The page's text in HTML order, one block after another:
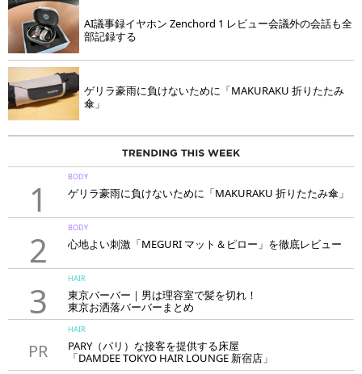
AI議事録イヤホン Zenchord 1 レビュー会議外の会話も全
部記録する
ゲリラ豪雨に負けないために「MAKURAKU 折りたたみ
傘」
1
BODY
ゲリラ豪雨に負けないために「MAKURAKU 折りたたみ傘」
2
BODY
心地よい刺激「MEGURI マット＆ピロー」を徹底レビュー
3
HAIR
東京バーバー｜男は理容室で髪を切れ！
東京お洒落バーバーまとめ
PR
HAIR
PARY（パリ）な接客を提供する床屋
「DAMDEE TOKYO HAIR LOUNGE 新宿店」